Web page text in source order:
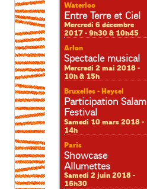
Waterloo
Entre Terre et Ciel
Mercredi 6 décembre
2017 - 9h30 & 10h45
Arlon
Spectacle musical
Mercredi 2 mai 2018 -
10h & 15h
Bruxelles - Heysel
Participation Salam
Festival
Samedi 10 mars 2018 -
14h
Paris
Showcase
Allumettes
Samedi 2 juin 2018 -
16h30